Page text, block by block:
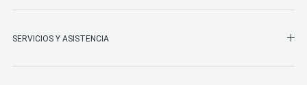
SERVICIOS Y ASISTENCIA